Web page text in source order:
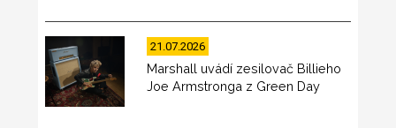
21.07.2026
Marshall uvádí zesilovač Billieho
Joe Armstronga z Green Day